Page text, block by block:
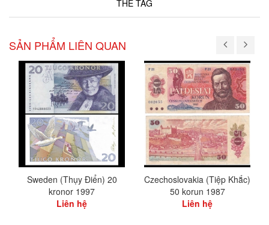
THẺ TAG
SẢN PHẨM LIÊN QUAN
Sweden (Thụy Điển) 20
kronor 1997
Liên hệ
Czechoslovakia (Tiệp Khắc)
50 korun 1987
Liên hệ